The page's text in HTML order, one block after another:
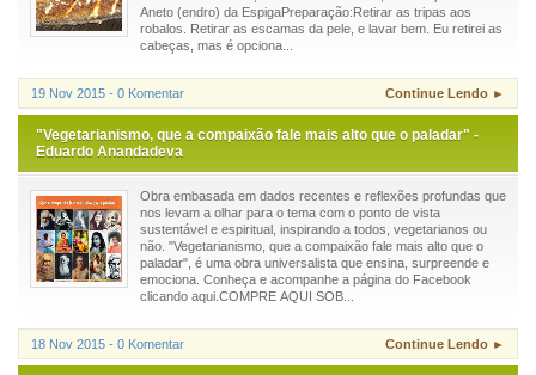
Aneto (endro) da EspigaPreparação:Retirar as tripas aos
robalos. Retirar as escamas da pele, e lavar bem. Eu retirei as
cabeças, mas é opciona...
19 Nov 2015 - 0 Komentar Continue Lendo ►
"Vegetarianismo, que a compaixão fale mais alto que o paladar" -
Eduardo Anandadeva
Obra embasada em dados recentes e reflexões profundas que
nos levam a olhar para o tema com o ponto de vista
sustentável e espiritual, inspirando a todos, vegetarianos ou
não. "Vegetarianismo, que a compaixão fale mais alto que o
paladar", é uma obra universalista que ensina, surpreende e
emociona. Conheça e acompanhe a página do Facebook
clicando aqui.COMPRE AQUI SOB...
18 Nov 2015 - 0 Komentar Continue Lendo ►